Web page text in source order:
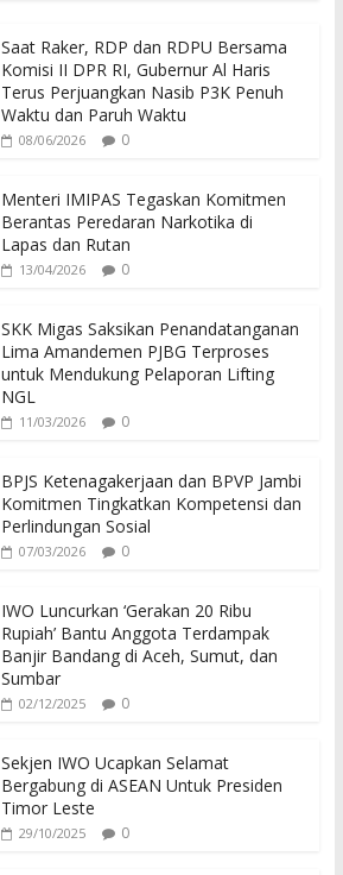
s
A
p
Saat Raker, RDP dan RDPU Bersama
Komisi II DPR RI, Gubernur Al Haris
Terus Perjuangkan Nasib P3K Penuh
Waktu dan Paruh Waktu
08/06/2026 0
Menteri IMIPAS Tegaskan Komitmen
Berantas Peredaran Narkotika di
Lapas dan Rutan
13/04/2026 0
SKK Migas Saksikan Penandatanganan
Lima Amandemen PJBG Terproses
untuk Mendukung Pelaporan Lifting
NGL
11/03/2026 0
BPJS Ketenagakerjaan dan BPVP Jambi
Komitmen Tingkatkan Kompetensi dan
Perlindungan Sosial
07/03/2026 0
IWO Luncurkan ‘Gerakan 20 Ribu
Rupiah’ Bantu Anggota Terdampak
Banjir Bandang di Aceh, Sumut, dan
Sumbar
02/12/2025 0
Sekjen IWO Ucapkan Selamat
Bergabung di ASEAN Untuk Presiden
Timor Leste
29/10/2025 0